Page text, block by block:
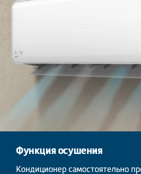
Функция осушения
Кондиционер самостоятельно